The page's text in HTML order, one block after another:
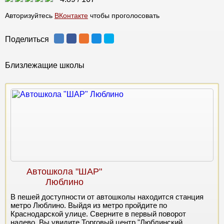
Авторизуйтесь ВКонтакте чтобы проголосовать
Поделиться
Близлежащие школы
Автошкола "ШАР"
Люблино
В пешей доступности от автошколы находится станция
метро Люблино. Выйдя из метро пройдите по
Краснодарской улице. Сверните в первый поворот
налево. Вы увидите Торговый центр "Люблинский